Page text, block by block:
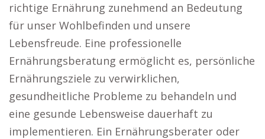
richtige Ernährung zunehmend an Bedeutung
für unser Wohlbefinden und unsere
Lebensfreude. Eine professionelle
Ernährungsberatung ermöglicht es, persönliche
Ernährungsziele zu verwirklichen,
gesundheitliche Probleme zu behandeln und
eine gesunde Lebensweise dauerhaft zu
implementieren. Ein Ernährungsberater oder